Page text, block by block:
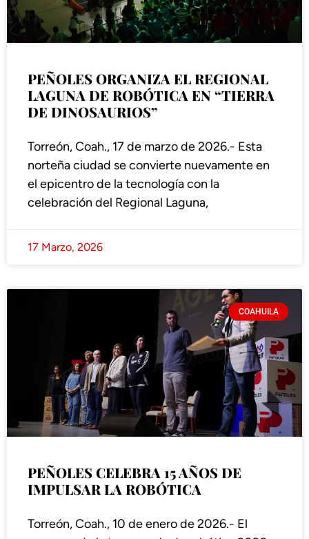
PEÑOLES ORGANIZA EL REGIONAL
LAGUNA DE ROBÓTICA EN “TIERRA
DE DINOSAURIOS”
Torreón, Coah., 17 de marzo de 2026.- Esta
norteña ciudad se convierte nuevamente en
el epicentro de la tecnología con la
celebración del Regional Laguna,
17 Marzo, 2026
COAHUILA
PEÑOLES CELEBRA 15 AÑOS DE
IMPULSAR LA ROBÓTICA
Torreón, Coah., 10 de enero de 2026.- El